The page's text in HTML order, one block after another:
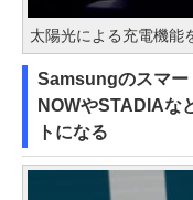
太陽光による充電機能
Samsungのスマー
NOWやSTADIAな
トになる